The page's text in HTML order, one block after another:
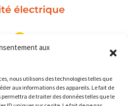
aux
nous utilisons des technologies telles que
aux informations des appareils. Le fait de
de traiter des données telles que le